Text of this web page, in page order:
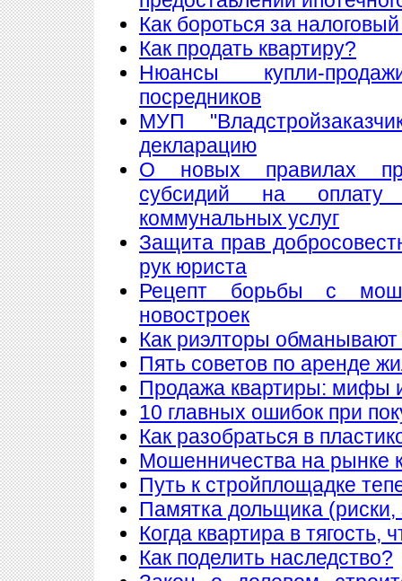
Как бороться за
Как продать квартиру?
Нюансы купли-
посредников
МУП
декларацию
О новых правилах
субсидий на
коммунальных услуг
Защита прав
рук юриста
Рецепт борьбы с
новостроек
Как риэлторы обманывают
Пять советов по аренде
Продажа квартиры: мифы
10 главных ошибок при
Как разобраться в
Мошенничества на рынке
Путь к стройплощадке
Памятка дольщика (риски,
Когда квартира в тягость,
Как поделить наследство?